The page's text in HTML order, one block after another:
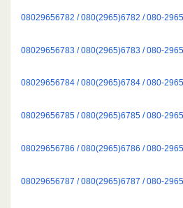
08029656782 / 080(2965)6782 / 080-
08029656783 / 080(2965)6783 / 080-
08029656784 / 080(2965)6784 / 080-
08029656785 / 080(2965)6785 / 080-
08029656786 / 080(2965)6786 / 080-
08029656787 / 080(2965)6787 / 080-